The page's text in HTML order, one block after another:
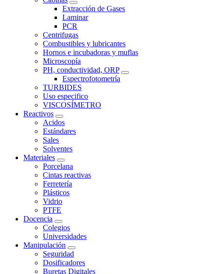
Extracción de Gases
Laminar
PCR
Centrifugas
Combustibles y lubricantes
Hornos e incubadoras y muflas
Microscopía
PH, conductividad, ORP
Espectrofotometría
TURBIDES
Uso especifico
VISCOSÍMETRO
Reactivos
Acidos
Estándares
Sales
Solventes
Materiales
Porcelana
Cintas reactivas
Ferretería
Plásticos
Vidrio
PTFE
Docencia
Colegios
Universidades
Manipulación
Seguridad
Dosificadores
Buretas Digitales